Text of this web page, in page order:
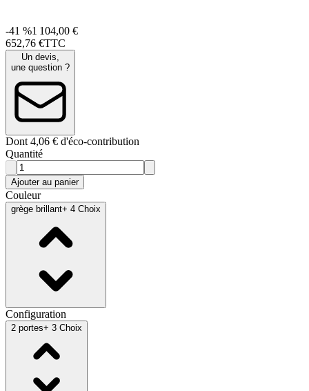
-41 %1 104,00 €
652,76 €TTC
Un devis,
une question ?
Dont 4,06 € d'éco-contribution
Quantité
Ajouter au panier
Couleur
grège brillant+ 4 Choix
Configuration
2 portes+ 3 Choix